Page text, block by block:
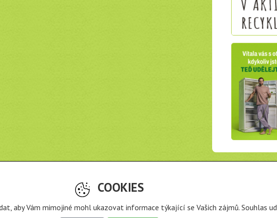
stažení
COOKIES
aby Vám mimojiné mohl ukazovat informace týkající se Vašich zájmů.